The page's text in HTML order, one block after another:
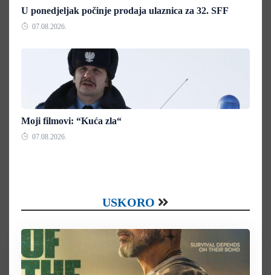
U ponedjeljak počinje prodaja ulaznica za 32. SFF
07.08.2026.
Moji filmovi: “Kuća zla“
07.08.2026.
USKORO